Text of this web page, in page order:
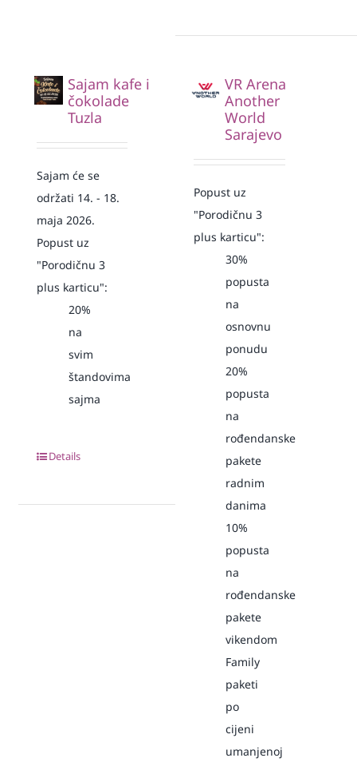
Sajam kafe i
čokolade
Tuzla
Sajam će se
održati 14. - 18.
maja 2026.
Popust uz
"Porodičnu 3
plus karticu":
20%
na
svim
štandovima
sajma
Details
VR Arena
Another
World
Sarajevo
Popust uz
"Porodičnu 3
plus karticu":
30%
popusta
na
osnovnu
ponudu
20%
popusta
na
rođendanske
pakete
radnim
danima
10%
popusta
na
rođendanske
pakete
vikendom
Family
paketi
po
cijeni
umanjenoj